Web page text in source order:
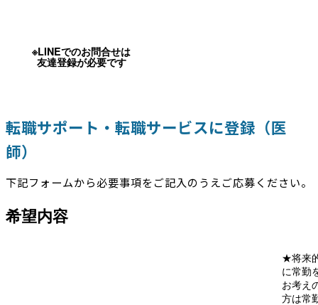
※LINEでのお問合せは
友達登録が必要です
転職サポート・転職サービスに登録（医
師）
下記フォームから必要事項をご記入のうえご応募ください。
希望内容
★将来
に常勤
お考え
方は常